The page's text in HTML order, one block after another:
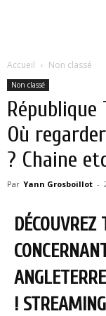
Accueil Non classé
Non classé
Où
? Chaine
Par Yann Grosboillot -
DÉCOUVREZ
ANGLETERRE
!